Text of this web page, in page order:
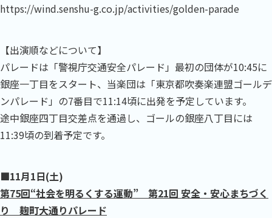
https://wind.senshu-g.co.jp/activities/golden-parade
【出演順などについて】
パレードは「警視庁交通安全パレード」最初の団体が10:45に
銀座一丁目をスタート、当楽団は「東京都吹奏楽連盟ゴールデ
ンパレード」の7番目で11:14頃に出発を予定しています。
途中銀座四丁目交差点を通過し、ゴールの銀座八丁目には
11:39頃の到着予定です。
■11月1日(土)
第75回“社会を明るくする運動” 第21回 安全・安心まちづく
り 麹町大通りパレード